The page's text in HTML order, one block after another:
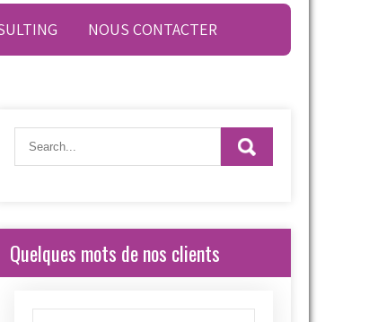
NOUS CONTACTER
Quelques mots de nos clients